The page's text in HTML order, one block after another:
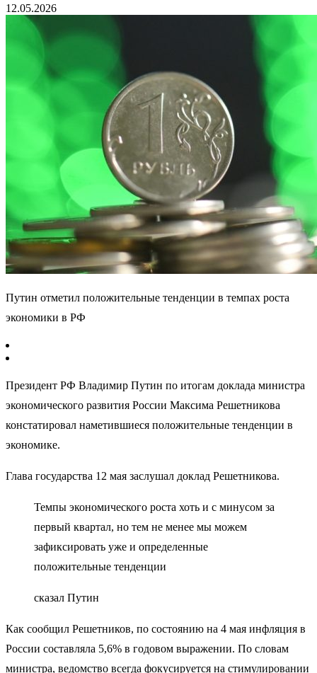
12.05.2026
Путин отметил положительные тенденции в темпах роста
экономики в РФ
Президент РФ Владимир Путин по итогам доклада министра
экономического развития России Максима Решетникова
констатировал наметившиеся положительные тенденции в
экономике.
Глава государства 12 мая заслушал доклад Решетникова.
Темпы экономического роста хоть и с минусом за
первый квартал, но тем не менее мы можем
зафиксировать уже и определенные
положительные тенденции
сказал Путин
Как сообщил Решетников, по состоянию на 4 мая инфляция в
России составляла 5,6% в годовом выражении. По словам
министра, ведомство всегда фокусируется на стимулировании